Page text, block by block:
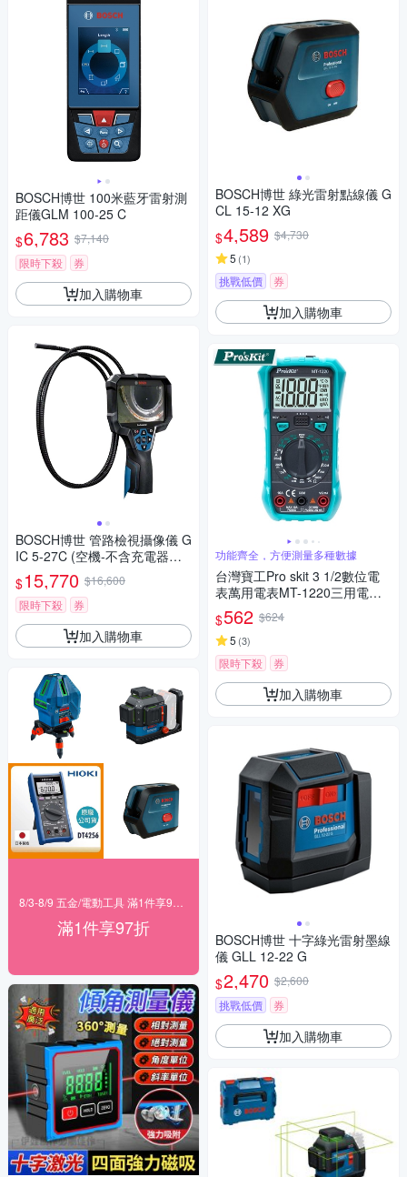
BOSCH博世 100米藍牙雷射測
距儀GLM 100-25 C
$6,783 $7,140
限時下殺
券
加入購物車
BOSCH博世 管路檢視攝像儀 G
IC 5-27C (空機-不含充電器及
電池)
$15,770 $16,600
限時下殺
券
加入購物車
滿1件享97折
BOSCH博世 綠光雷射點線儀 G
CL 15-12 XG
$4,589 $4,730
5 (1)
挑戰低價 券
加入購物車
功能齊全，方便測量多種數據
台灣寶工Pro skit 3 1/2數位電
表萬用電表MT-1220三用電錶
(自動歸零;防雜訊干擾;可量交
流直流電壓2mA電流電阻電晶
體二極體NCV;雙保險絲;全檔位
保護)
$562 $624
5 (3)
限時下殺 券
加入購物車
BOSCH博世 十字綠光雷射墨線
儀 GLL 12-22 G
$2,470 $2,600
挑戰低價
券
加入購物車